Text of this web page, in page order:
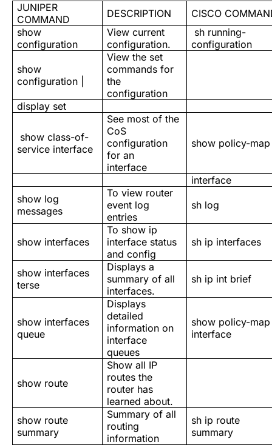
JUNIPER
COMMAND
DESCRIPTION
CISCO
show
configuration
View current
configuration.
sh running-
configuration
show
configuration |
View the set
commands for
the
configuration
display set
show class-of-
service interface
See most of the
CoS
configuration
for an
interface
show policy-map
interface
show log
messages
To view router
event log
entries
sh log
show interfaces
To show ip
interface status
and config
sh ip interfaces
show interfaces
terse
Displays a
summary of all
interfaces.
sh ip int brief
show interfaces
queue
Displays
detailed
information on
interface
queues
show policy-map
interface
show route
Show all IP
routes the
router has
learned about.
show route
summary
Summary of all
routing
information
sh ip route
summary